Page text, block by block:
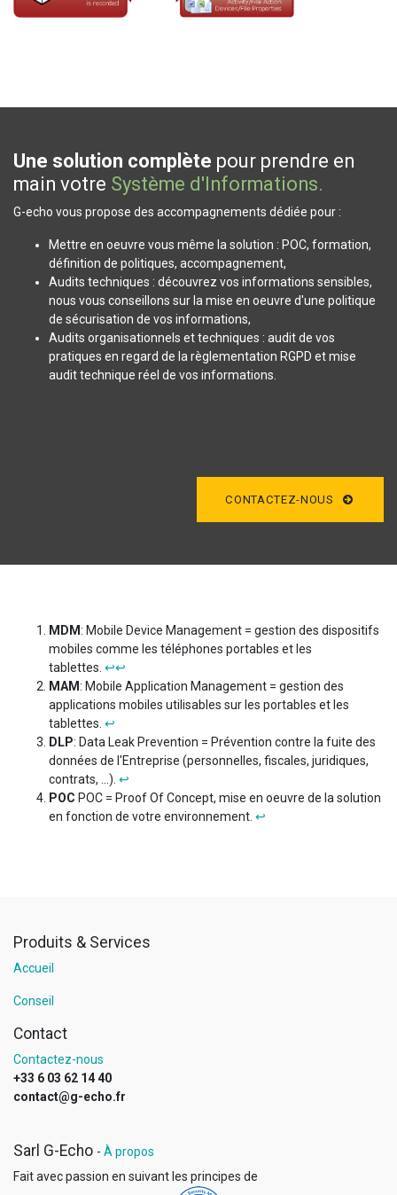
Une solution complète pour prendre en
main votre Système d'Informations.
G-echo vous propose des accompagnements dédiée pour :
Mettre en oeuvre vous même la solution : POC, formation,
définition de politiques, accompagnement,
Audits techniques : découvrez vos informations sensibles,
nous vous conseillons sur la mise en oeuvre d'une politique
de sécurisation de vos informations,
Audits organisationnels et techniques : audit de vos
pratiques en regard de la règlementation RGPD et mise
audit technique réel de vos informations.
CONTACTEZ-NOUS
MDM: Mobile Device Management = gestion des dispositifs
mobiles comme les téléphones portables et les
tablettes. ↩↩
MAM: Mobile Application Management = gestion des
applications mobiles utilisables sur les portables et les
tablettes. ↩
DLP: Data Leak Prevention = Prévention contre la fuite des
données de l'Entreprise (personnelles, fiscales, juridiques,
contrats, ...). ↩
POC POC = Proof Of Concept, mise en oeuvre de la solution
en fonction de votre environnement. ↩
Produits & Services
Accueil
Conseil
Contact
Contactez-nous
+33 6 03 62 14 40
contact@g-echo.fr
Sarl G-Echo - À propos
Fait avec passion en suivant les principes de